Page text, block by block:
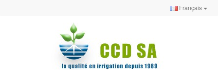
Français